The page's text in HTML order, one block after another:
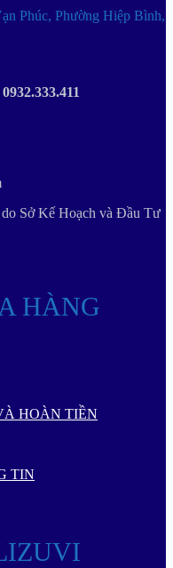
Phúc, Phường Hiệp Bình,
Sở Kế Hoạch và Đầu Tư
HÀNG
HOÀN TIỀN
TIN